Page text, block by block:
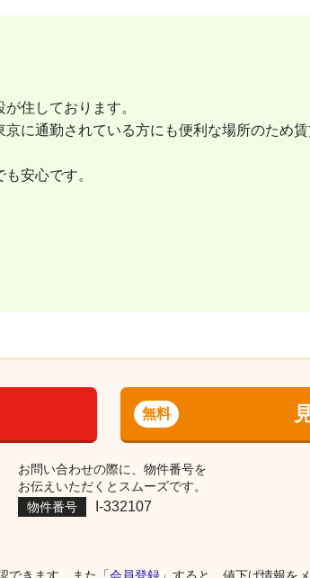
住しております。
に通勤されている方にも便利な場所のため
安心です。
無料
お問い合わせの際に、物件番号を
お伝えいただくとスムーズです。
物件番号
I-332107